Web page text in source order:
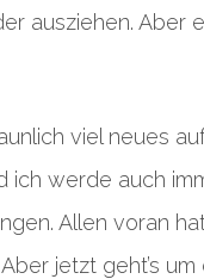
ausziehen. Aber
viel neues
ich werde auch
Allen voran
jetzt geht’s um